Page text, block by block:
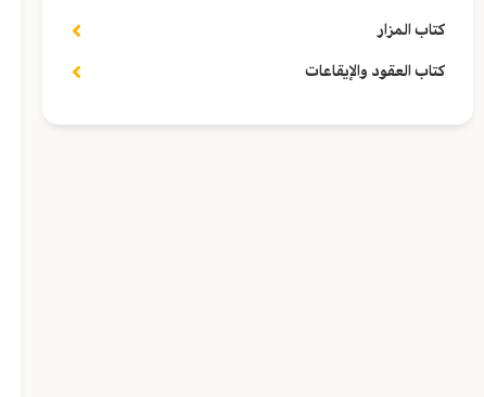
كتاب المزار
كتاب العقود والإيقاعات